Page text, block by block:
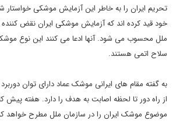
تحریم ایران را به خاطر این آزمایش موشکی خواستار
خود قید کرده اند که آزمایش موشکی ایران نقض
ملل محسوب می شود. آنها ادعا می کنند این نوع
سلاح اتمی هستند.
به گفته مقام های ایرانی موشک عماد دارای توان
از راه دور تا لحظه اصابت به هدف را دارد. هفته پیش
موضوع موشک ایران را در سازمان ملل مطرح خواهد